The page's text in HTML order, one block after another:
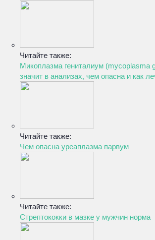
Читайте также:
Микоплазма гениталиум (mycoplasma
значит в анализах, чем опасна и как
Читайте также:
Чем опасна уреаплазма парвум
Читайте также:
Стрептококки в мазке у мужчин норма